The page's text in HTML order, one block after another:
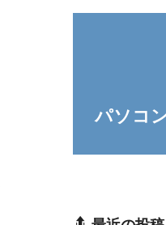
パソコ